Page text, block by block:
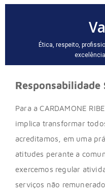
Ética, respeito,
Responsabilidade
Para a CARDAMONE
implica transformar
acreditamos, em uma
atitudes perante a
exercemos regular
serviços não